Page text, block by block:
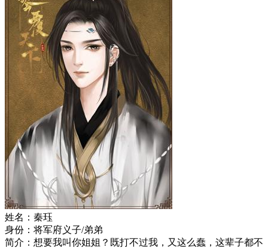
姓名：秦珏
身份：将军府义子/弟弟
简介：想要我叫你姐姐？既打不过我，又这么蠢，这辈子都不